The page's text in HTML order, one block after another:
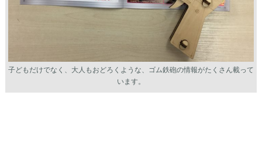
子どもだけでなく、大人もおどろくような、ゴム鉄砲の情報がたくさん載って
います。